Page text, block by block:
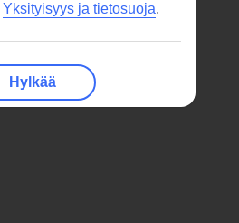
Yksityisyys ja tietosuoja.
Hylkää